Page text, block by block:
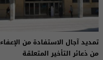
تمديد آجال الاستفادة من الإعفاء
من ذعائر التأخير المتعلقة